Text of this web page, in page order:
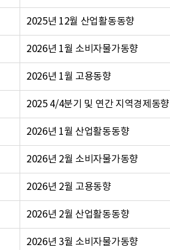
2025년 12월 산업활동동향
2026년 1월 소비자물가동향
2026년 1월 고용동향
2025 4/4분기 및 연간 지역경제동향
2026년 1월 산업활동동향
2026년 2월 소비자물가동향
2026년 2월 고용동향
2026년 2월 산업활동동향
2026년 3월 소비자물가동향